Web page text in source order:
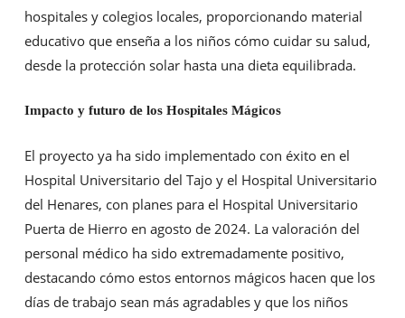
hospitales y colegios locales, proporcionando material
educativo que enseña a los niños cómo cuidar su salud,
desde la protección solar hasta una dieta equilibrada.
Impacto y futuro de los Hospitales Mágicos
El proyecto ya ha sido implementado con éxito en el
Hospital Universitario del Tajo y el Hospital Universitario
del Henares, con planes para el Hospital Universitario
Puerta de Hierro en agosto de 2024. La valoración del
personal médico ha sido extremadamente positivo,
destacando cómo estos entornos mágicos hacen que los
días de trabajo sean más agradables y que los niños